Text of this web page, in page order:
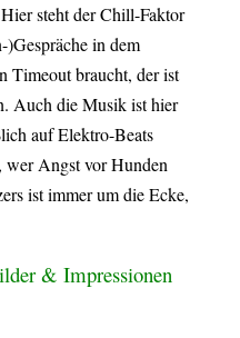
steht der Chill-Faktor
in dem
Timeout braucht, der ist
Auch die Musik ist hier
auf Elektro-Beats
wer Angst vor Hunden
ist immer um die Ecke,
& Impressionen